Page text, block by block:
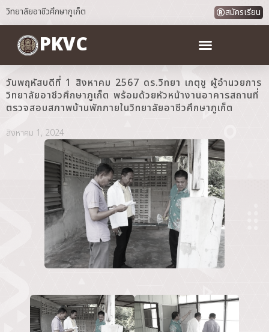
วิทยาลัยอาชีวศึกษาภูเก็ต สมัครเรียน
PKVC
วันพฤหัสบดีที่ 1 สิงหาคม 2567 ดร.วิทยา เกตุชู ผู้อำนวยการ
วิทยาลัยอาชีวศึกษาภูเก็ต พร้อมด้วยหัวหน้างานอาคารสถานที่
ตรวจสอบสภาพบ้านพักภายในวิทยาลัยอาชีวศึกษาภูเก็ต
สิงหาคม 1, 2024